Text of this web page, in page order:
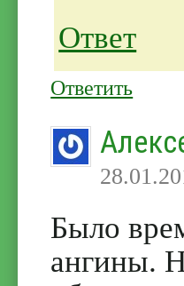
Ответ
Ответить
Было
ангины.